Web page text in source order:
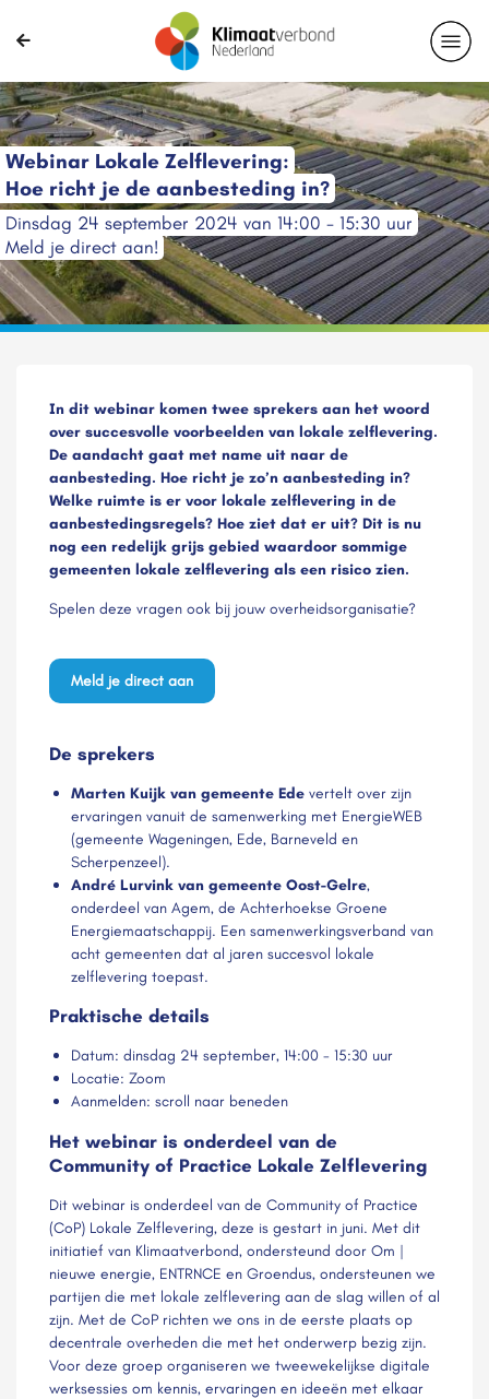
Webinar Lokale Zelflevering:
Hoe richt je de aanbesteding in?
Dinsdag 24 september 2024 van 14:00 - 15:30 uur
Meld je direct aan!
In dit webinar komen twee sprekers aan het woord
over succesvolle voorbeelden van lokale zelflevering.
De aandacht gaat met name uit naar de
aanbesteding. Hoe richt je zo’n aanbesteding in?
Welke ruimte is er voor lokale zelflevering in de
aanbestedingsregels? Hoe ziet dat er uit? Dit is nu
nog een redelijk grijs gebied waardoor sommige
gemeenten lokale zelflevering als een risico zien.
Spelen deze vragen ook bij jouw overheidsorganisatie?
Meld je direct aan
De sprekers
Marten Kuijk van gemeente Ede vertelt over zijn
ervaringen vanuit de samenwerking met EnergieWEB
(gemeente Wageningen, Ede, Barneveld en
Scherpenzeel).
André Lurvink van gemeente Oost-Gelre,
onderdeel van Agem, de Achterhoekse Groene
Energiemaatschappij. Een samenwerkingsverband van
acht gemeenten dat al jaren succesvol lokale
zelflevering toepast.
Praktische details
Datum: dinsdag 24 september, 14:00 - 15:30 uur
Locatie: Zoom
Aanmelden: scroll naar beneden
Het webinar is onderdeel van de
Community of Practice Lokale Zelflevering
Dit webinar is onderdeel van de Community of Practice
(CoP) Lokale Zelflevering, deze is gestart in juni. Met dit
initiatief van Klimaatverbond, ondersteund door Om |
nieuwe energie, ENTRNCE en Groendus, ondersteunen we
partijen die met lokale zelflevering aan de slag willen of al
zijn. Met de CoP richten we ons in de eerste plaats op
decentrale overheden die met het onderwerp bezig zijn.
Voor deze groep organiseren we tweewekelijkse digitale
werksessies om kennis, ervaringen en ideeën met elkaar